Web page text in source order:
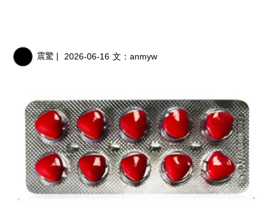
震驚 | 2026-06-16 文： anmyw